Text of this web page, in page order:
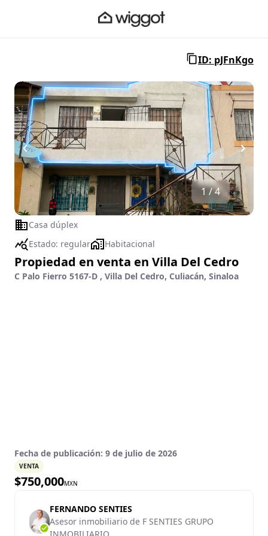
ID: pJFnKgo
1 / 4
Casa dúplex
Estado: regular Habitacional
Propiedad en venta en Villa Del Cedro
C Palo Fierro 5167-D , Villa Del Cedro, Culiacán, Sinaloa
Fecha de publicación: 9 de julio de 2026
VENTA
$750,000MXN
FERNANDO SENTIES
Asesor inmobiliario de F SENTIES GRUPO